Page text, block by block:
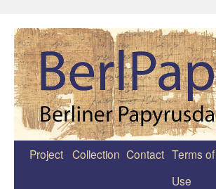
Zum
Project Collection Contact Terms of
Use